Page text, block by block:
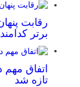
برتر
اتفاق مهم
تازه شد